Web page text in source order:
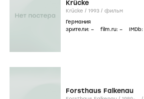
Krücke
Krücke / 1993 / фильм
Германия
зрители: – film.ru: – IMDb:
Forsthaus Falkenau